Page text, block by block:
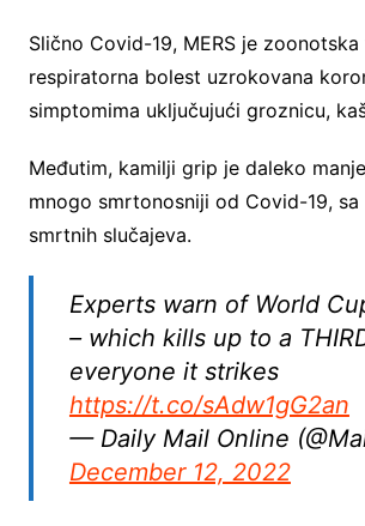
Slično Covid-19, MERS je zoonotska
respiratorna bolest uzrokovana
simptomima uključujući groznicu,
Međutim, kamilji grip je daleko
mnogo smrtonosniji od Covid-19,
smrtnih slučajeva.
Experts warn of World
– which kills up to a
everyone it strikes
https://t.co/sAdw1gG2an
— Daily Mail Online
December 12, 2022